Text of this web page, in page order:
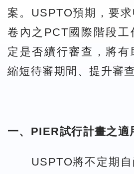
案。USPTO預期，要
卷內之PCT國際階段工
定是否續行審查，將有
縮短待審期間、提升審查
一、PIER試行計畫之適
USPTO將不定期自